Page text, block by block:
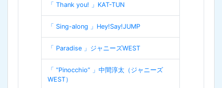
「 Thank you! 」KAT-TUN
「 Sing-along 」Hey!Say!JUMP
「 Paradise 」ジャニーズWEST
「 “Pinocchio” 」中間淳太（ジャニーズ
WEST）